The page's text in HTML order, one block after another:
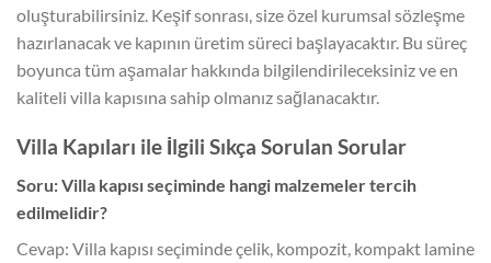
oluşturabilirsiniz. Keşif sonrası, size özel kurumsal sözleşme
hazırlanacak ve kapının üretim süreci başlayacaktır. Bu süreç
boyunca tüm aşamalar hakkında bilgilendirileceksiniz ve en
kaliteli villa kapısına sahip olmanız sağlanacaktır.
Villa Kapıları ile İlgili Sıkça Sorulan Sorular
Soru: Villa kapısı seçiminde hangi malzemeler tercih
edilmelidir?
Cevap: Villa kapısı seçiminde çelik, kompozit, kompakt lamine